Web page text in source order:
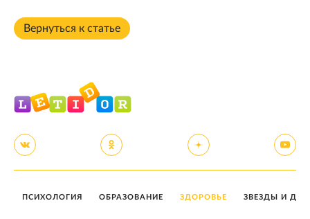
Вернуться к статье
ПСИХОЛОГИЯ ОБРАЗОВАНИЕ ЗДОРОВЬЕ ЗВЕЗДЫ И